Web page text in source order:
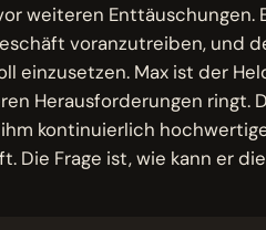
weiteren Enttäuschungen.
voranzutreiben, und
einzusetzen. Max ist der
Herausforderungen ringt.
kontinuierlich
Die Frage ist, wie kann er